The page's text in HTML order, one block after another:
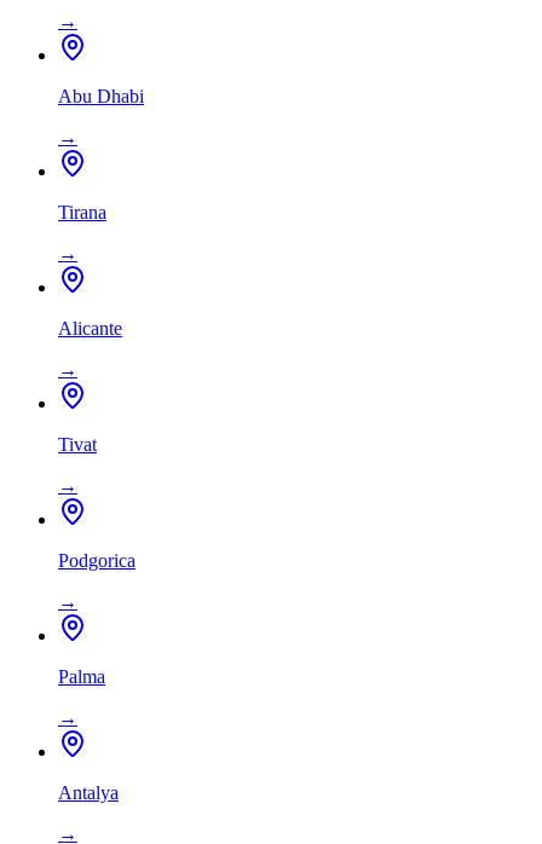
→
Abu Dhabi
→
Tirana
→
Alicante
→
Tivat
→
Podgorica
→
Palma
→
Antalya
→